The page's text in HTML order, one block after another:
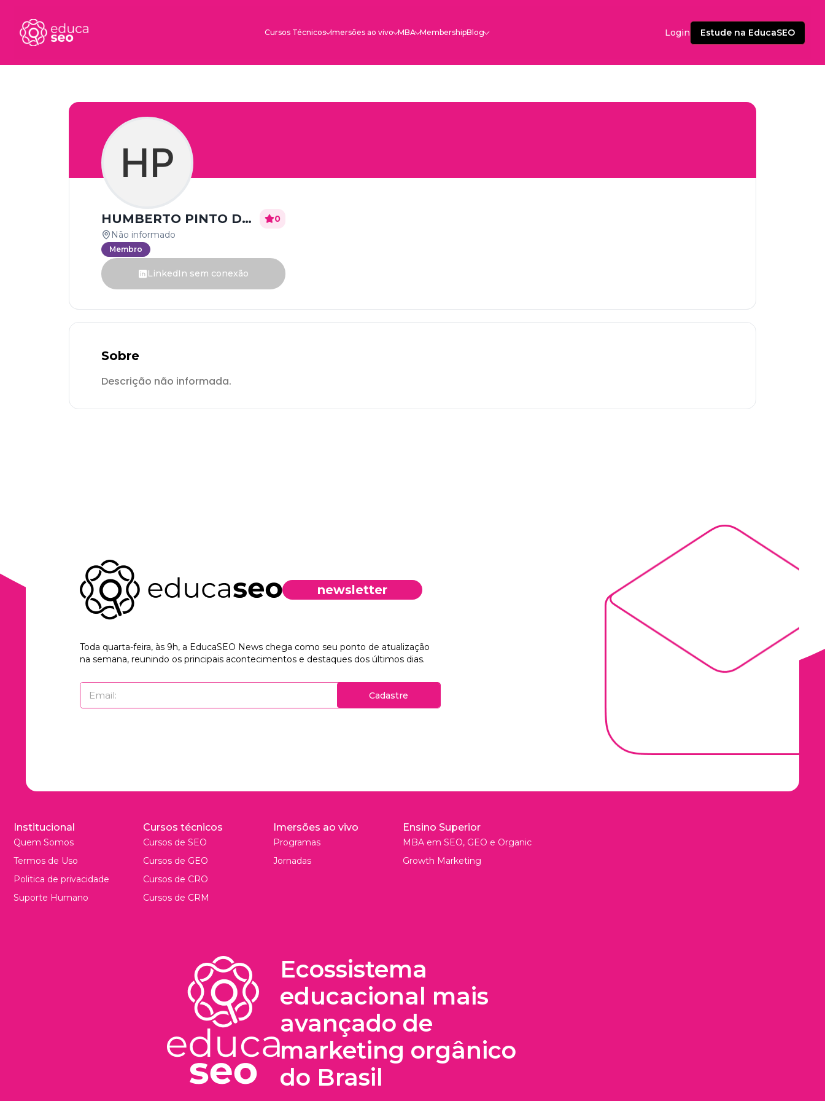
Cursos Técnicos Imersões ao vivo MBA MembershipBlog Estude na EducaSEO
Login
HP
HUMBERTO PINTO DE ABREU
0
Não informado
Membro
LinkedIn sem conexão
Sobre
Descrição não informada.
newsletter
Toda quarta-feira, às 9h, a EducaSEO News chega como seu ponto de atualização
na semana, reunindo os principais acontecimentos e destaques dos últimos dias.
Cadastre
Institucional
Quem Somos
Termos de Uso
Politica de privacidade
Suporte Humano
Cursos técnicos
Cursos de SEO
Cursos de GEO
Cursos de CRO
Cursos de CRM
Imersões ao vivo
Programas
Jornadas
Ensino Superior
MBA em SEO, GEO e Organic
Growth Marketing
Ecossistema
educacional mais
avançado de
marketing orgânico
do Brasil